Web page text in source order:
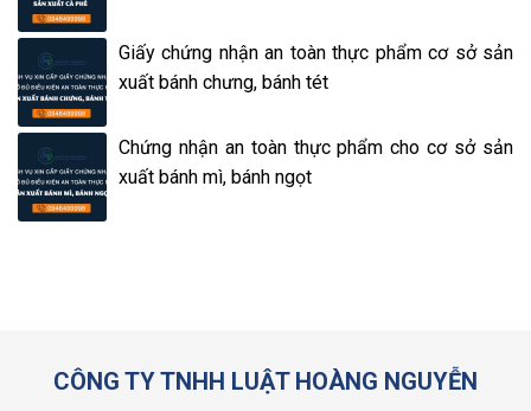
Giấy chứng nhận an toàn thực phẩm cơ sở sản
xuất bánh chưng, bánh tét
Chứng nhận an toàn thực phẩm cho cơ sở sản
xuất bánh mì, bánh ngọt
CÔNG TY TNHH LUẬT HOÀNG NGUYỄN